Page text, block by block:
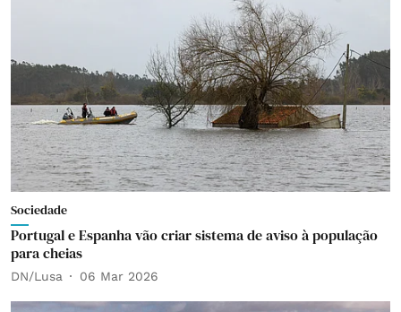
Sociedade
Portugal e Espanha vão criar sistema de aviso à população
para cheias
DN/Lusa 06 Mar 2026